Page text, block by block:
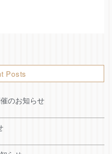
Posts
のお知らせ